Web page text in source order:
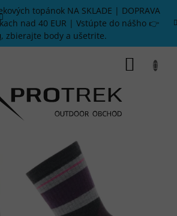
topánok NA SKLADE | DOPRAVA
nad 40 EUR | Vstúpte do nášho 👉
, zbierajte body a ušetrite.